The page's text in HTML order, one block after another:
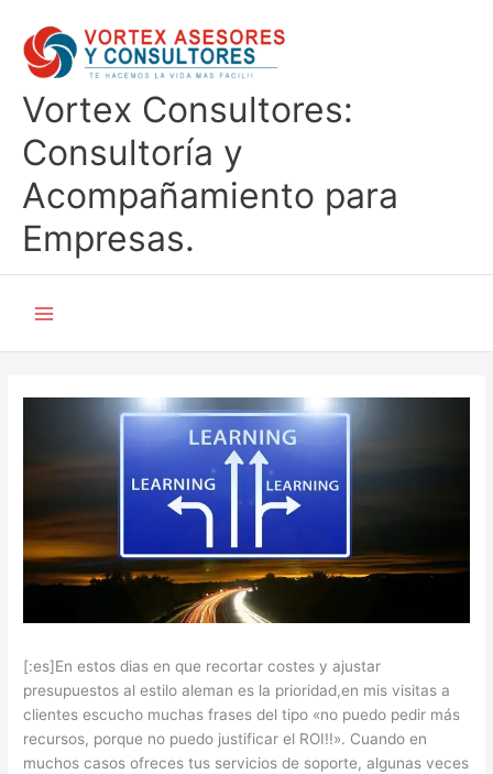
contenido
Vortex Consultores:
Consultoría y
Acompañamiento para
Empresas.
[:es]En estos dias en que recortar costes y ajustar
presupuestos al estilo aleman es la prioridad,en mis visitas a
clientes escucho muchas frases del tipo «no puedo pedir más
recursos, porque no puedo justificar el ROI!!». Cuando en
muchos casos ofreces tus servicios de soporte, algunas veces